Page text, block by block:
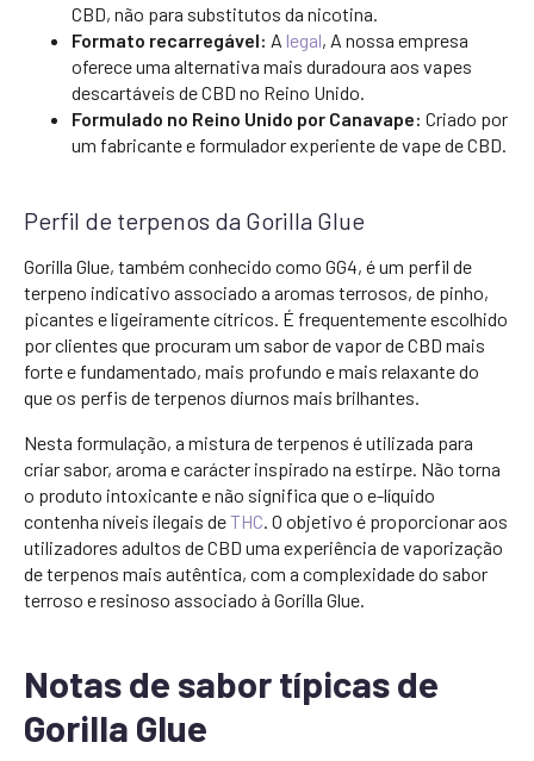
CBD, não para substitutos da nicotina.
Formato recarregável: A legal, A nossa empresa
oferece uma alternativa mais duradoura aos vapes
descartáveis de CBD no Reino Unido.
Formulado no Reino Unido por Canavape: Criado por
um fabricante e formulador experiente de vape de CBD.
Perfil de terpenos da Gorilla Glue
Gorilla Glue, também conhecido como GG4, é um perfil de
terpeno indicativo associado a aromas terrosos, de pinho,
picantes e ligeiramente cítricos. É frequentemente escolhido
por clientes que procuram um sabor de vapor de CBD mais
forte e fundamentado, mais profundo e mais relaxante do
que os perfis de terpenos diurnos mais brilhantes.
Nesta formulação, a mistura de terpenos é utilizada para
criar sabor, aroma e carácter inspirado na estirpe. Não torna
o produto intoxicante e não significa que o e-líquido
contenha níveis ilegais deTHC . O objetivo é proporcionar aos
utilizadores adultos de CBD uma experiência de vaporização
de terpenos mais autêntica, com a complexidade do sabor
terroso e resinoso associado à Gorilla Glue.
Notas de sabor típicas de
Gorilla Glue